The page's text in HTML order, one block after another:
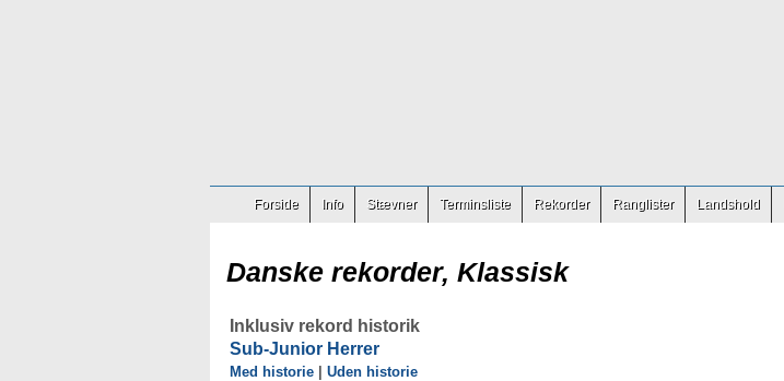
Forside Info Stævner Terminsliste Rekorder Ranglister Landshold
Danske rekorder, Klassisk
Inklusiv rekord historik
Sub-Junior Herrer
Med historie
Uden historie